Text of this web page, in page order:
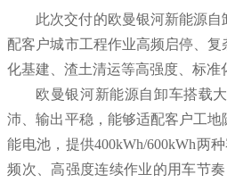
此次交付的欧曼银河新能源
配客户城市工程作业高频启停、
化基建、渣土清运等高强度、标准
欧曼银河新能源自卸车搭载
沛、输出平稳，能够适配客户工
能电池，提供400kWh/600kWh两
频次、高强度连续作业的用车节